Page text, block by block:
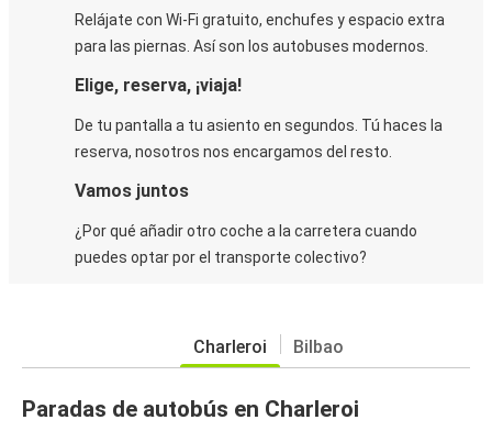
Relájate con Wi-Fi gratuito, enchufes y espacio extra
para las piernas. Así son los autobuses modernos.
Elige, reserva, ¡viaja!
De tu pantalla a tu asiento en segundos. Tú haces la
reserva, nosotros nos encargamos del resto.
Vamos juntos
¿Por qué añadir otro coche a la carretera cuando
puedes optar por el transporte colectivo?
Charleroi Bilbao
Paradas de autobús en Charleroi